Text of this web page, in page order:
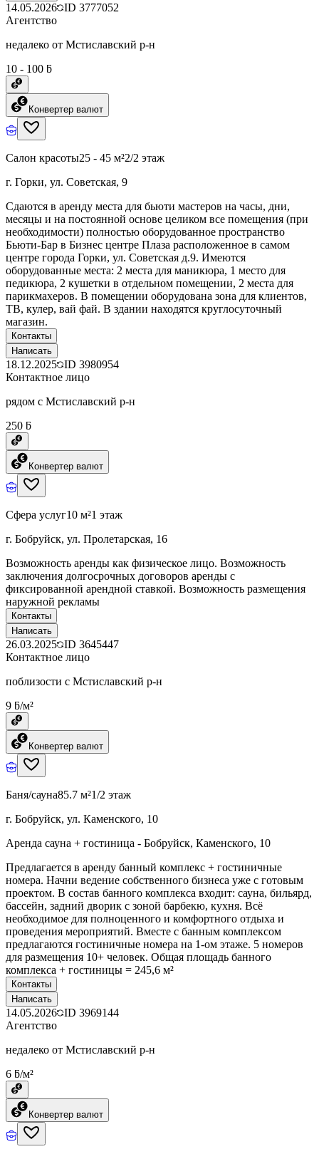
14.05.2026 ID 3777052
Агентство
недалеко от Мстиславский р-н
10 - 100 ƃ
Конвертер валют
Салон красоты25 - 45 м²2/2 этаж
г. Горки, ул. Советская, 9
Сдаются в аренду места для бьюти мастеров на часы, дни,
месяцы и на постоянной основе целиком все помещения (при
необходимости) полностью оборудованное пространство
Бьюти-Бар в Бизнес центре Плаза расположенное в самом
центре города Горки, ул. Советская д.9. Имеются
оборудованные места: 2 места для маникюра, 1 место для
педикюра, 2 кушетки в отдельном помещении, 2 места для
парикмахеров. В помещении оборудована зона для клиентов,
ТВ, кулер, вай фай. В здании находятся круглосуточный
магазин.
Контакты
Написать
18.12.2025 ID 3980954
Контактное лицо
рядом с Мстиславский р-н
250 ƃ
Конвертер валют
Сфера услуг10 м²1 этаж
г. Бобруйск, ул. Пролетарская, 16
Возможность аренды как физическое лицо. Возможность
заключения долгосрочных договоров аренды с
фиксированной арендной ставкой. Возможность размещения
наружной рекламы
Контакты
Написать
26.03.2025 ID 3645447
Контактное лицо
поблизости с Мстиславский р-н
9 ƃ/м²
Конвертер валют
Баня/сауна85.7 м²1/2 этаж
г. Бобруйск, ул. Каменского, 10
Аренда сауна + гостиница - Бобруйск, Каменского, 10
Предлагается в аренду банный комплекс + гостиничные
номера. Начни ведение собственного бизнеса уже с готовым
проектом. В состав банного комплекса входит: сауна, бильярд,
бассейн, задний дворик с зоной барбекю, кухня. Всё
необходимое для полноценного и комфортного отдыха и
проведения мероприятий. Вместе с банным комплексом
предлагаются гостиничные номера на 1-ом этаже. 5 номеров
для размещения 10+ человек. Общая площадь банного
комплекса + гостиницы = 245,6 м²
Контакты
Написать
14.05.2026 ID 3969144
Агентство
недалеко от Мстиславский р-н
6 ƃ/м²
Конвертер валют